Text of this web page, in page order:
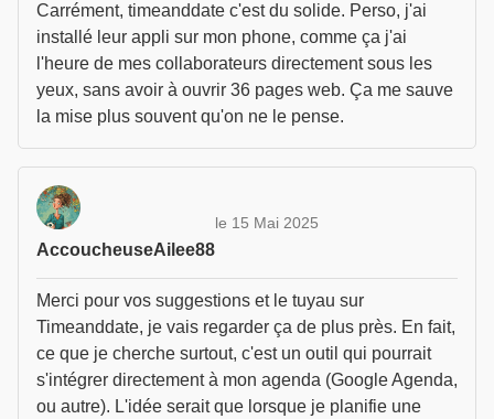
Carrément, timeanddate c'est du solide. Perso, j'ai
installé leur appli sur mon phone, comme ça j'ai
l'heure de mes collaborateurs directement sous les
yeux, sans avoir à ouvrir 36 pages web. Ça me sauve
la mise plus souvent qu'on ne le pense.
AccoucheuseAilee88
le 15 Mai 2025
Merci pour vos suggestions et le tuyau sur
Timeanddate, je vais regarder ça de plus près. En fait,
ce que je cherche surtout, c'est un outil qui pourrait
s'intégrer directement à mon agenda (Google Agenda,
ou autre). L'idée serait que lorsque je planifie une